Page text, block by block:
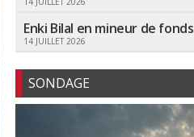
Enki Bilal en mineur de fonds
14 JUILLET 2026
SONDAGE